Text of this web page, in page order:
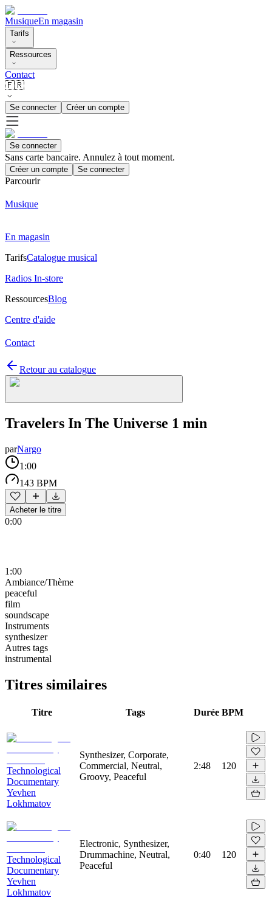
MusiqueEn magasin
Tarifs
Ressources
Contact
🇫🇷
Se connecter Créer un compte
Se connecter
Sans carte bancaire. Annulez à tout moment.
Créer un compte Se connecter
Parcourir
Musique
En magasin
TarifsCatalogue musical
Radios In-store
RessourcesBlog
Centre d'aide
Contact
Retour au catalogue
Travelers In The Universe 1 min
parNargo
1:00
143 BPM
Acheter le titre
0:00
1:00
Ambiance/Thème
peaceful
film
soundscape
Instruments
synthesizer
Autres tags
instrumental
Titres similaires
Titre Tags Durée BPM
Technological
Documentary
Yevhen
Lokhmatov
Synthesizer, Corporate,
Commercial, Neutral,
Groovy, Peaceful
2:48 120
Technological
Documentary
Yevhen
Lokhmatov
Electronic, Synthesizer,
Drummachine, Neutral,
Peaceful
0:40 120